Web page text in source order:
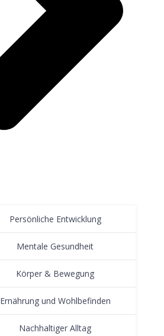
Persönliche Entwicklung
Mentale Gesundheit
Körper & Bewegung
Ernährung und Wohlbefinden
Nachhaltiger Alltag